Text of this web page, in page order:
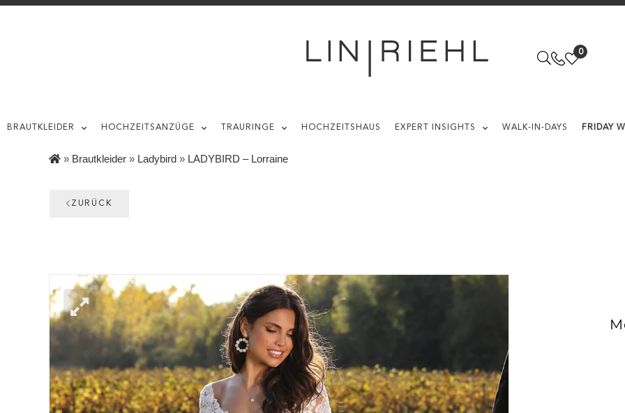
0
BRAUTKLEIDER HOCHZEITSANZÜGE TRAURINGE HOCHZEITSHAUS EXPERT INSIGHTS WALK-IN-DAYS FRIDAY
» Brautkleider » Ladybird » LADYBIRD – Lorraine
ZURÜCK